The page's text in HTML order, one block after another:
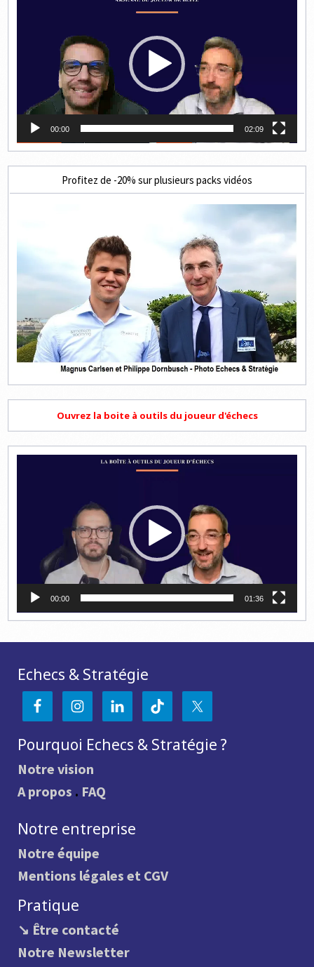
00:00 02:09
Profitez de -20% sur plusieurs packs vidéos
Ouvrez la boite à outils du joueur d'échecs
00:00 01:36
Echecs & Stratégie
Pourquoi Echecs & Stratégie ?
Notre vision
A propos . FAQ
Notre entreprise
Notre équipe
Mentions légales et CGV
Pratique
↘ Être contacté
Notre Newsletter